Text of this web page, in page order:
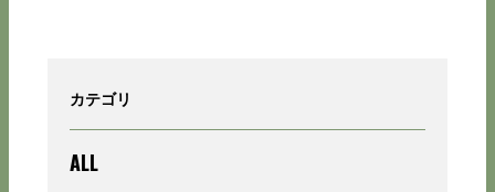
カテゴリ
ALL